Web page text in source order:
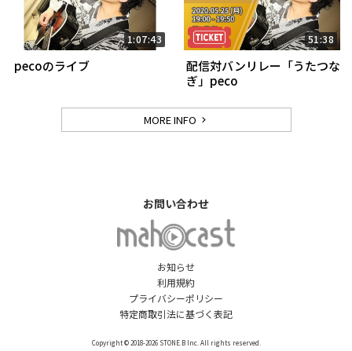
1:07:43
pecoのライブ
51:38
配信対バンリレー「うたつな
ぎ」peco
MORE INFO
お知らせ
利用規約
プライバシーポリシー
特定商取引法に基づく表記
お問い合わせ
Copyright © 2018-2026 STONE.B Inc. All rights reserved.